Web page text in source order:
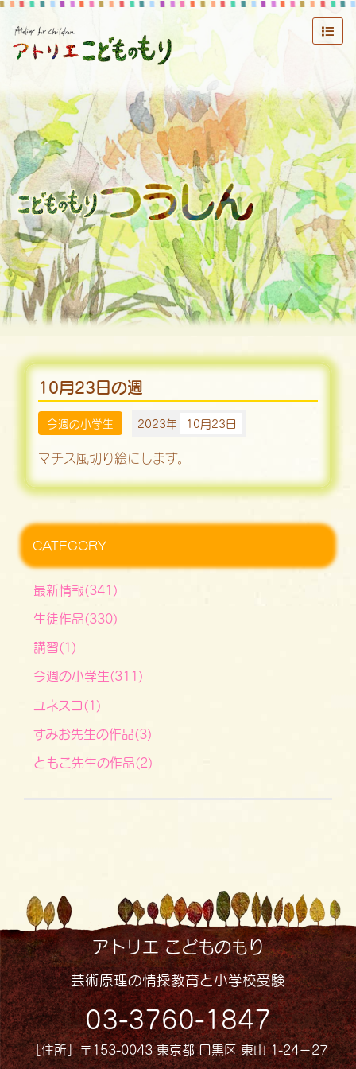
10月23日の週
今週の小学生 2023年 10月23日
マチス風切り絵にします。
CATEGORY
最新情報(341)
生徒作品(330)
講習(1)
今週の小学生(311)
ユネスコ(1)
すみお先生の作品(3)
ともこ先生の作品(2)
アトリエ こどものもり
芸術原理の情操教育と小学校受験
03-3760-1847
［住所］〒153-0043 東京都 目黒区 東山 1-24−27